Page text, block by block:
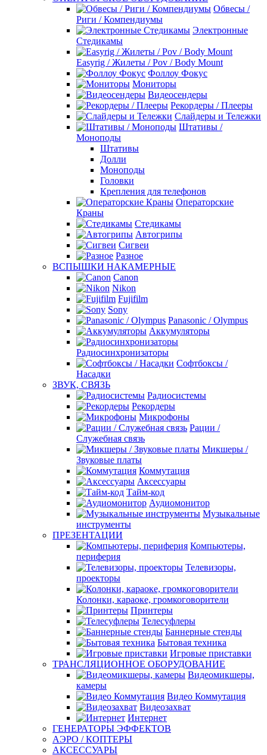
Обвесы /
Риги / Компендиумы
Электронные
Стедикамы
Easyrig / Жилеты / Pov / Body Mount
Фоллоу Фокус
Мониторы
Видеосендеры
Рекордеры / Плееры
Слайдеры и Тележки
Штативы /
Моноподы
Штативы
Долли
Моноподы
Головки
Крепления для телефонов
Операторские
Краны
Стедикамы
Автогрипы
Сигвеи
Разное
ВСПЫШКИ НАКАМЕРНЫЕ
Canon
Nikon
Fujifilm
Sony
Panasonic / Olympus
Аккумуляторы
Радиосинхронизаторы
Софтбоксы /
Насадки
ЗВУК, СВЯЗЬ
Радиосистемы
Рекордеры
Микрофоны
Рации /
Служебная связь
Микшеры /
Звуковые платы
Коммутация
Аксессуары
Тайм-код
Аудиомонитор
Музыкальные
инструменты
ПРЕЗЕНТАЦИИ
Компьютеры,
периферия
Телевизоры,
проекторы
Колонки, караоке, громкоговорители
Принтеры
Телесуфлеры
Баннерные стенды
Бытовая техника
Игровые приставки
ТРАНСЛЯЦИОННОЕ ОБОРУДОВАНИЕ
Видеомикшеры,
камеры
Видео Коммутация
Видеозахват
Интернет
ГЕНЕРАТОРЫ ЭФФЕКТОВ
АЭРО / КОПТЕРЫ
АКСЕССУАРЫ